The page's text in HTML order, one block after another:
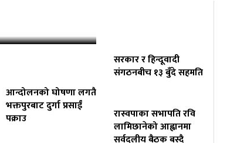
आन्दोलनको घोषणा लगतै
भक्तपुरबाट दुर्गा प्रसाईं
पक्राउ
सरकार र हिन्दूवादी
संगठनबीच १३ बुँदे सहमति
रास्वपाका सभापति रवि
लामिछानेको आह्वानमा
सर्वदलीय बैठक बस्दै